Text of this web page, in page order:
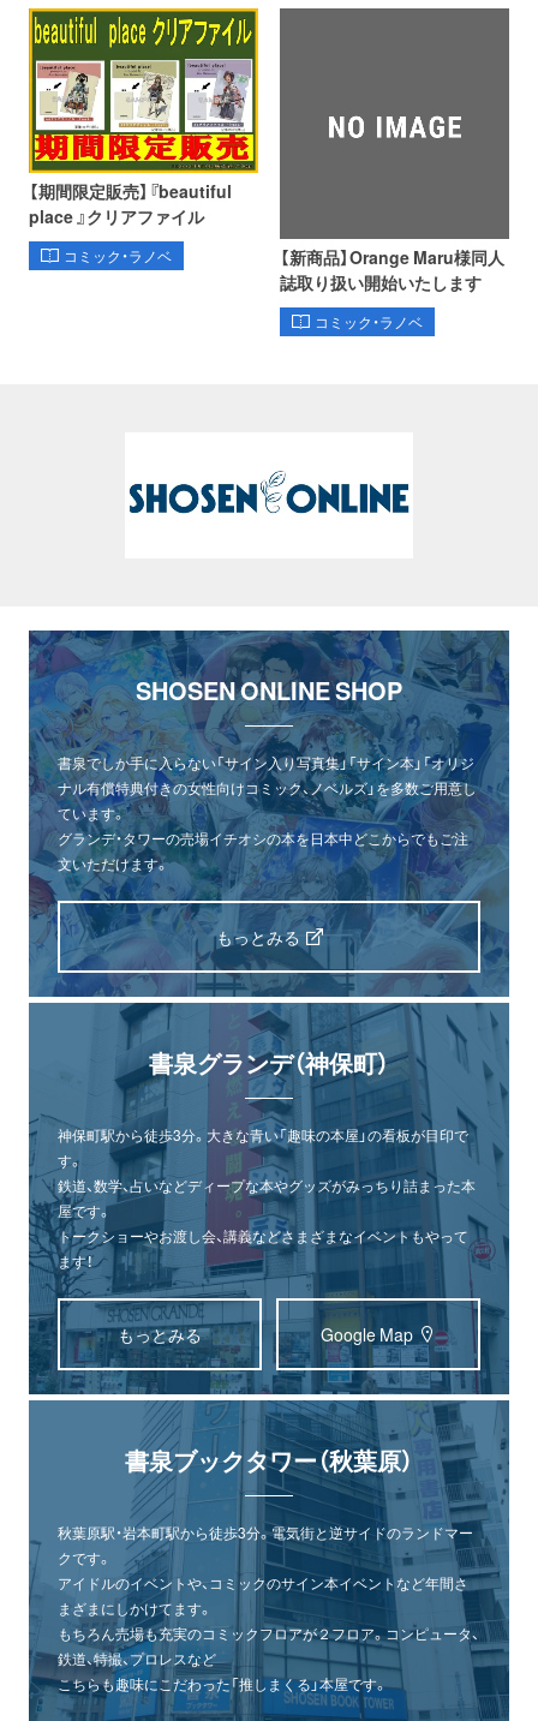
【期間限定販売】『beautiful
place 』クリアファイル
コミック・ラノベ
【新商品】Orange Maru様同人
誌取り扱い開始いたします
コミック・ラノベ
SHOSEN ONLINE SHOP
書泉でしか手に入らない「サイン入り写真集」「サイン本」「オリジ
ナル有償特典付きの女性向けコミック、ノベルズ」を多数ご用意し
ています。
グランデ・タワーの売場イチオシの本を日本中どこからでもご注
文いただけます。
もっとみる
書泉グランデ（神保町）
神保町駅から徒歩3分。大きな青い「趣味の本屋」の看板が目印で
す。
鉄道、数学、占いなどディープな本やグッズがみっちり詰まった本
屋です。
トークショーやお渡し会、講義などさまざまなイベントもやって
ます！
もっとみる Google Map
書泉ブックタワー（秋葉原）
秋葉原駅・岩本町駅から徒歩3分。電気街と逆サイドのランドマー
クです。
アイドルのイベントや、コミックのサイン本イベントなど年間さ
まざまにしかけてます。
もちろん売場も充実のコミックフロアが２フロア。コンピュータ、
鉄道、特撮、プロレスなど
こちらも趣味にこだわった「推しまくる」本屋です。